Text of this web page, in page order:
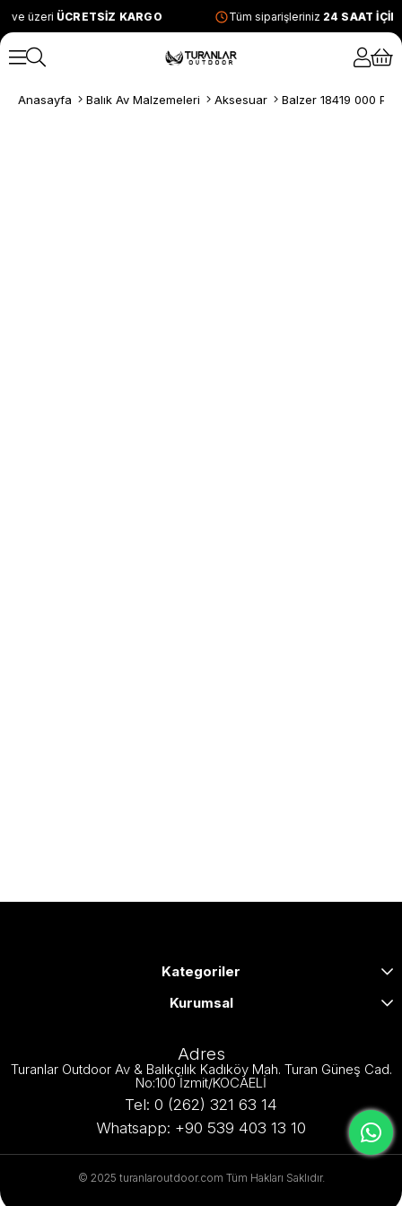
ve üzeri ÜCRETSİZ KARGO Tüm siparişleriniz 24 SAAT
Anasayfa Balık Av Malzemeleri Aksesuar
Kategoriler
Kurumsal
Adres
Turanlar Outdoor Av & Balıkçılık Kadıköy Mah. Turan Güneş Cad.
No:100 İzmit/KOCAELİ
Tel: 0 (262) 321 63 14
Whatsapp: +90 539 403 13 10
© 2025 turanlaroutdoor.com Tüm Hakları Saklıdır.